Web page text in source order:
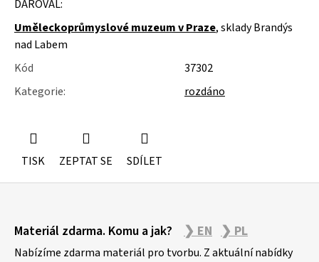
DAROVAL:
Uměleckoprůmyslové muzeum v Praze, sklady Brandýs
nad Labem
Kód
37302
Kategorie: rozdáno
TISK ZEPTAT SE SDÍLET
u
j
e
m
e
ŽIDLE
Materiál zdarma. Komu a jak? ❯ EN ❯ PL
Nabízíme zdarma materiál pro tvorbu. Z aktuální nabídky